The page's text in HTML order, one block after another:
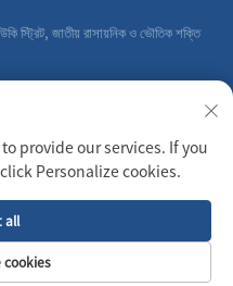
স্ট্রিট, জাতীয় রাসায়নিক ও ভৌতিক শক্তি
CO.,LTD সর্বস্বত্ব সংরক্ষিত গোপনীয়তা নীতি
provide our services. If you
Personalize cookies.
cookies
all